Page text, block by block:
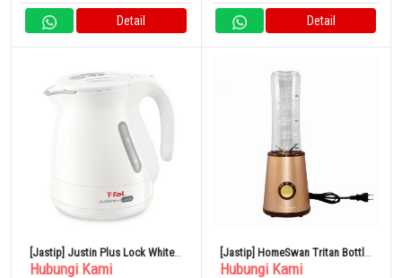
Detail Detail
[Jastip] Justin Plus Lock White
1.0L
Hubungi Kami
[Jastip] HomeSwan Tritan Bottle
Blender 600ml SBR-60
Hubungi Kami